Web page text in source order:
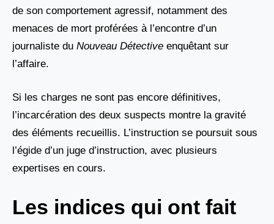
de son comportement agressif, notamment des
menaces de mort proférées à l’encontre d’un
journaliste du Nouveau Détective enquêtant sur
l’affaire.
Si les charges ne sont pas encore définitives,
l’incarcération des deux suspects montre la gravité
des éléments recueillis. L’instruction se poursuit sous
l’égide d’un juge d’instruction, avec plusieurs
expertises en cours.
Les indices qui ont fait